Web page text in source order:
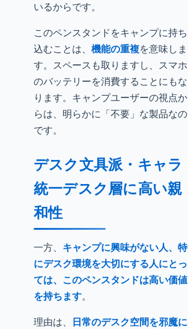
いるからです。
このペンスタンドをキャンプに持ち
込むことは、 機能の重複を意味しま
す。スペースも取りますし、スマホ
のバッテリーを消費することにもな
ります。キャンプユーザーの視点か
らは、明らかに「不要」な製品なの
です。
デスク文具派・キャラ
統一デスク層に高い親
和性
一方、 キャンプに興味がない人、特
にデスク環境を大切にする人にとっ
ては、このペンスタンドは高い価値
を持ちます。
理由は、
日常のデスク空間を邪魔に